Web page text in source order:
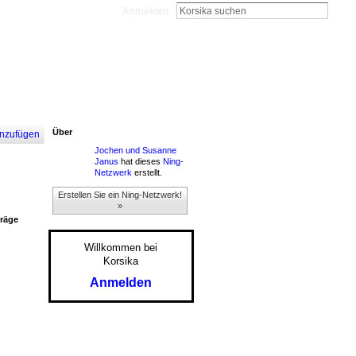
Über
Jochen und Susanne
Janus hat dieses Ning-
Netzwerk erstellt.
Erstellen Sie ein Ning-Netzwerk!
»
Willkommen bei
Korsika
Anmelden